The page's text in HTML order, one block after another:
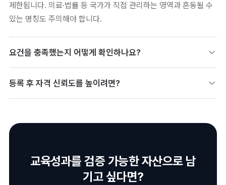
제한됩니다. 의료·법률 등 국가가 직접 관리하는 영역과 혼동될 수
있는 명칭도 주의해야 합니다.
요건을 충족했는지 어떻게 확인하나요?
해야 합니다. 명칭·종목·검정 방식이 기준에 부합하는지 신청 전 점
검하면 반려를 줄일 수 있습니다.
등록 후 자격 신뢰도를 높이려면?
신뢰도가 올라갑니다.
교육성과를 검증 가능한 자산으로 남
기고 싶다면?